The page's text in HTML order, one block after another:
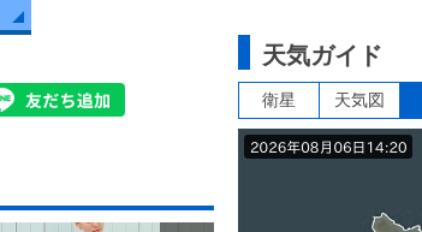
天気ガイド
衛星 天気図